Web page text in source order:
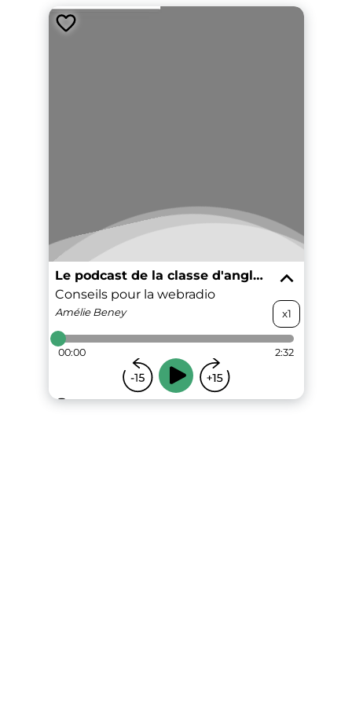
Le podcast de la classe d'anglais
Conseils pour la webradio
Amélie Beney x1
00:00 2:32
...